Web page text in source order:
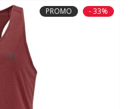
PROMO - 33%